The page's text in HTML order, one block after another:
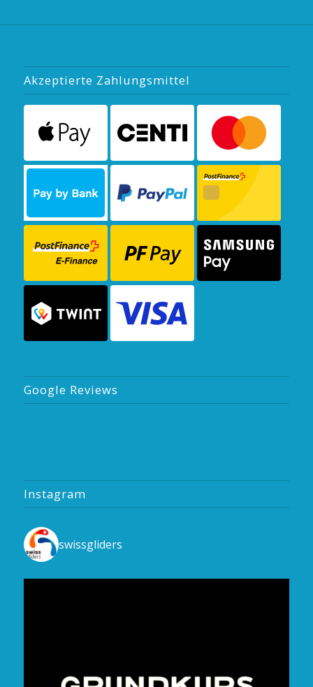
Akzeptierte Zahlungsmittel
Google Reviews
Instagram
swissgliders